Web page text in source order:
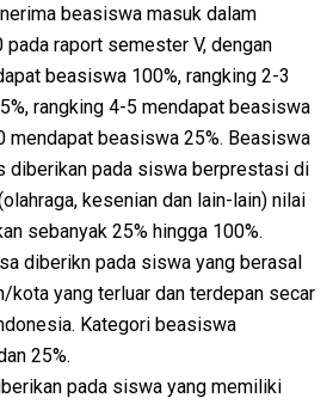
beasiswa masuk dalam
raport semester V, dengan
beasiswa 100%, rangking 2-3
rangking 4-5 mendapat beasiswa
mendapat beasiswa 25%. Beasiswa
diberikan pada siswa berprestasi di
kesenian dan lain-lain) nilai
sebanyak 25% hingga 100%.
diberikn pada siswa yang berasal
kota yang terluar dan terdepan secar
Kategori beasiswa
25%.
pada siswa yang memiliki